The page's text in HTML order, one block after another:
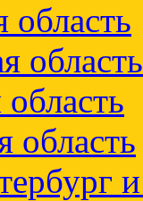
область
область
область
область